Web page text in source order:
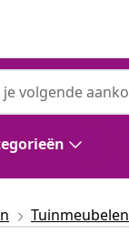
Tuinmeubelen